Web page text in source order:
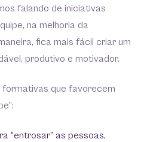
falando de iniciativas
na melhoria da
fica mais fácil criar um
produtivo e motivador.
formativas que favorecem
“entrosar” as pessoas,